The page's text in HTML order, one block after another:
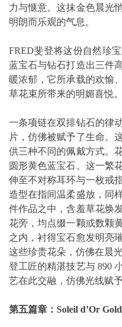
力与惬意。这抹金色晨光
明朗而乐观的气息。
FRED斐登将这份自然珍
蓝宝石与钻石打造出三件
暖浓郁，它所承载的欢愉
草花束所带来的明媚喜悦。
一条项链在双排钻石的律
片，仿佛被赋予了生命。
供三种不同的佩戴方式。
圆形黄色蓝宝石。这一繁
伸至不对称耳环与一枚戒
造型在指间温柔盛放，同
件作品之中，含羞草花焕
花旁，均点缀一颗或数颗
之内，衬得宝石愈发明亮
这些珍贵花朵，仿佛在晨
登工匠的精湛技艺与 890
艺在此交融，仿佛光线赋
第五篇章： Soleil d’Or